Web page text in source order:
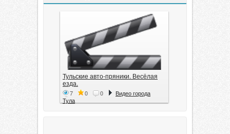
Тульские авто-пряники. Весёлая
езда.
7 0 0
Видео города
Тула